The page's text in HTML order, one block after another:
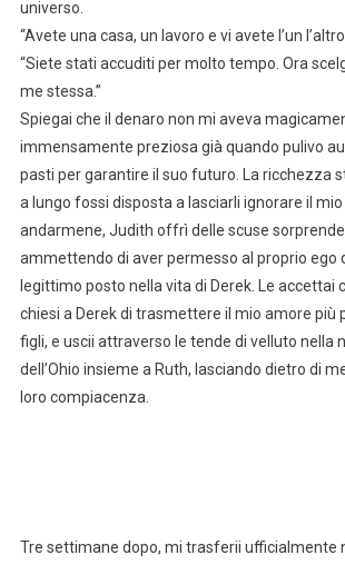
universo.
“Avete una casa, un lavoro e vi avete l’un
“Siete stati accuditi per molto tempo. Ora
me stessa.”
Spiegai che il denaro non mi aveva
immensamente preziosa già quando pulivo
pasti per garantire il suo futuro. La ricchezza
a lungo fossi disposta a lasciarli ignorare il
andarmene, Judith offrì delle scuse
ammettendo di aver permesso al proprio ego
legittimo posto nella vita di Derek. Le accettai
chiesi a Derek di trasmettere il mio amore più
figli, e uscii attraverso le tende di velluto nella
dell’Ohio insieme a Ruth, lasciando dietro di
loro compiacenza.
Tre settimane dopo, mi trasferii ufficialmente